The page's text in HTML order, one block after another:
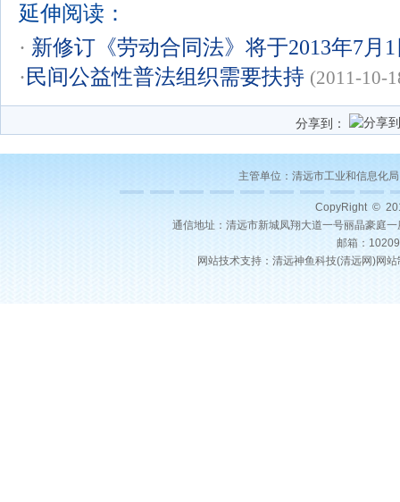
延伸阅读：
· 新修订《劳动合同法》将于2013年7月
·民间公益性普法组织需要扶持 (2011-10-
分享到：
主管单位： 清远市工业和信息化局
CopyRight ©
通信地址：清远市新城凤翔大道一号丽晶豪庭
邮箱：
网站技术支持： 清远神鱼科技(清远网)网